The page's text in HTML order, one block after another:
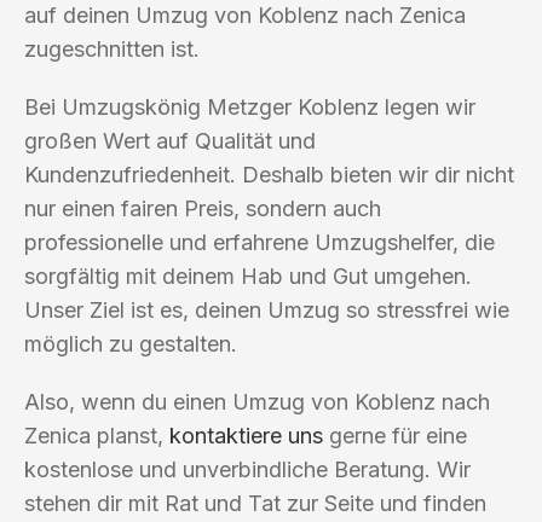
auf deinen Umzug von Koblenz nach Zenica
zugeschnitten ist.
Bei Umzugskönig Metzger Koblenz legen wir
großen Wert auf Qualität und
Kundenzufriedenheit. Deshalb bieten wir dir nicht
nur einen fairen Preis, sondern auch
professionelle und erfahrene Umzugshelfer, die
sorgfältig mit deinem Hab und Gut umgehen.
Unser Ziel ist es, deinen Umzug so stressfrei wie
möglich zu gestalten.
Also, wenn du einen Umzug von Koblenz nach
Zenica planst, kontaktiere uns gerne für eine
kostenlose und unverbindliche Beratung. Wir
stehen dir mit Rat und Tat zur Seite und finden